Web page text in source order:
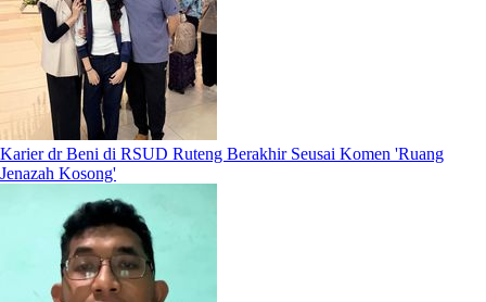
Karier dr Beni di RSUD Ruteng Berakhir Seusai Komen 'Ruang
Jenazah Kosong'